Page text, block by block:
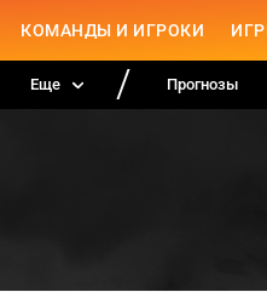
КОМАНДЫ И ИГРОКИ
Еще Прогнозы